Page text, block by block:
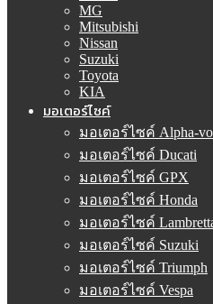
MG
Mitsubishi
Nissan
Suzuki
Toyota
KIA
มอเตอร์ไซค์
มอเตอร์ไซค์ Alpha-
มอเตอร์ไซค์ Ducati
มอเตอร์ไซค์ GPX
มอเตอร์ไซค์ Honda
มอเตอร์ไซค์
มอเตอร์ไซค์ Suzuki
มอเตอร์ไซค์ Triumph
มอเตอร์ไซค์ Vespa